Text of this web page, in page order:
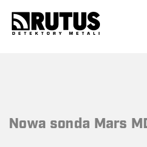
Nowa sonda Mars